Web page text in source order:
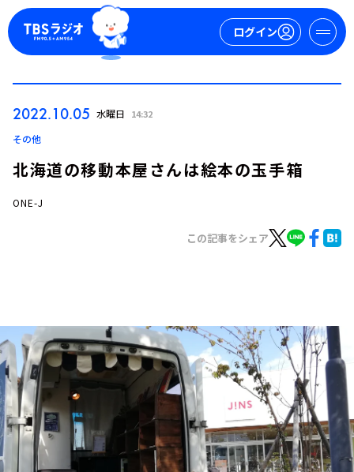
ログイン
トピックス
TBS Podcast
お知らせ
イベント・グッズ
YouTube
会社情報
2022.10.05 水曜日 14:32
その他
北海道の移動本屋さんは絵本の玉手箱
ONE-J
この記事をシェア